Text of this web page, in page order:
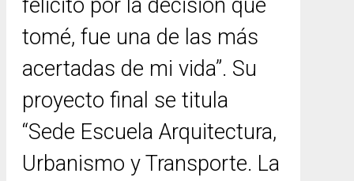
felicito por la decisión que
tomé, fue una de las más
acertadas de mi vida”. Su
proyecto final se titula
“Sede Escuela Arquitectura,
Urbanismo y Transporte. La